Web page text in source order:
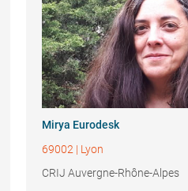
Mirya Eurodesk
69002 | Lyon
CRIJ Auvergne-Rhône-Alpes